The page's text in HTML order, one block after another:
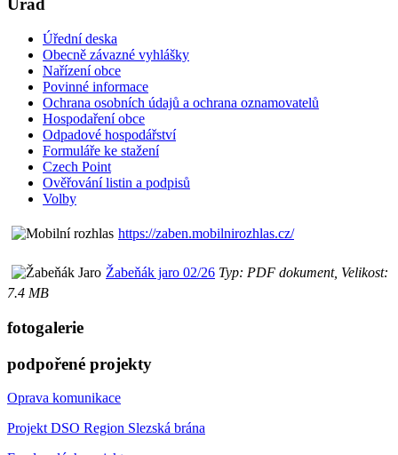
Úřad
Úřední deska
Obecně závazné vyhlášky
Nařízení obce
Povinné informace
Ochrana osobních údajů a ochrana oznamovatelů
Hospodaření obce
Odpadové hospodářství
Formuláře ke stažení
Czech Point
Ověřování listin a podpisů
Volby
https://zaben.mobilnirozhlas.cz/
Žabeňák jaro 02/26 Typ: PDF dokument, Velikost:
7.4 MB
fotogalerie
podpořené projekty
Oprava komunikace
Projekt DSO Region Slezská brána